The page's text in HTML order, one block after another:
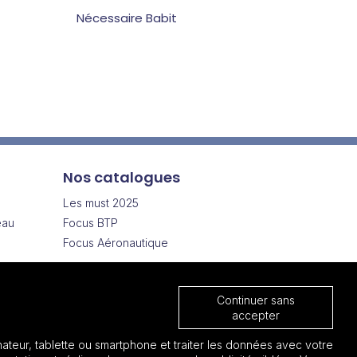
Nécessaire Babit
Nos catalogues
Les must 2025
Focus BTP
Focus Aéronautique
Continuer sans
accepter
tablette ou smartphone et traiter les données avec votre